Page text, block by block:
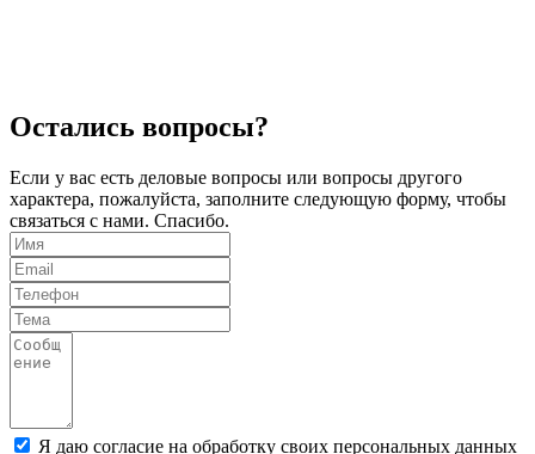
Остались вопросы?
Если у вас есть деловые вопросы или вопросы другого
характера, пожалуйста, заполните следующую форму, чтобы
связаться с нами. Спасибо.
Я даю согласие на обработку своих персональных данных